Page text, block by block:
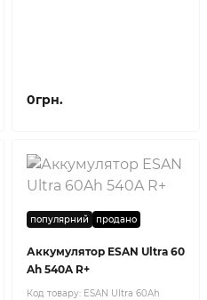
0грн.
популярний продано
Аккумулятор ESAN Ultra 60
Ah 540A R+
Код товару: ESAN Ultra 60Ah